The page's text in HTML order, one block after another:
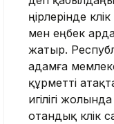
өңірлерінде
мен еңбек
жатыр.
адамға
құрметті
игілігі
отандық көлік